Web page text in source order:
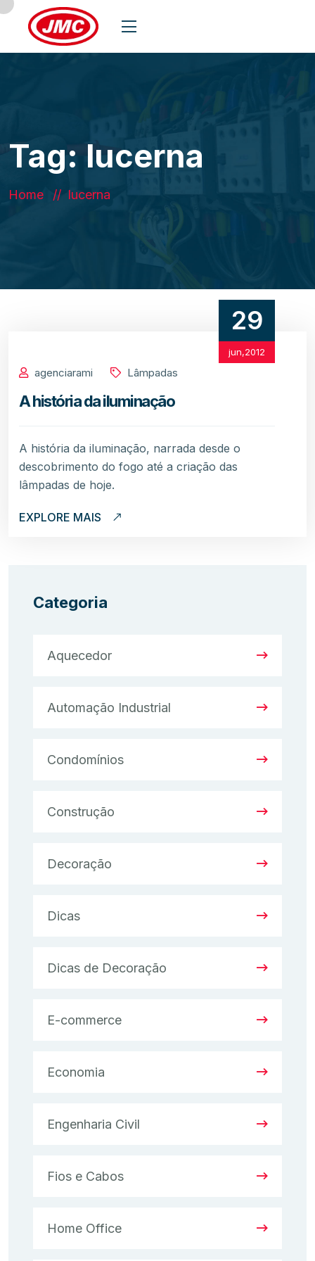
Tag: lucerna
Home lucerna
29
jun,2012
agenciarami Lâmpadas
A história da iluminação
A história da iluminação, narrada desde o
descobrimento do fogo até a criação das
lâmpadas de hoje.
EXPLORE MAIS
Categoria
Aquecedor
Automação Industrial
Condomínios
Construção
Decoração
Dicas
Dicas de Decoração
E-commerce
Economia
Engenharia Civil
Fios e Cabos
Home Office